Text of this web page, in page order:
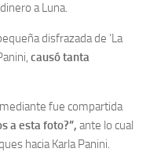
a Luna.
disfrazada de ‘La
causó tanta
fue compartida
a esta foto?”, ante lo cual
hacia Karla Panini.